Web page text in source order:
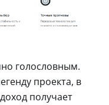
голословным.
проекта, в
получает